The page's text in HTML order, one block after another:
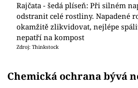
Rajčata - šedá plíseň: Při silném
odstranit celé rostliny. Napadené
okamžitě zlikvidovat, nejlépe
nepatří na kompost
Zdroj: Thinkstock
Chemická ochrana bývá